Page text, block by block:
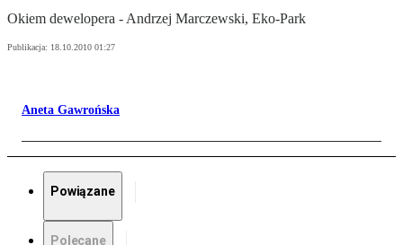
Okiem dewelopera - Andrzej Marczewski, Eko-Park
Publikacja: 18.10.2010 01:27
Aneta Gawrońska
Powiązane
Polecane